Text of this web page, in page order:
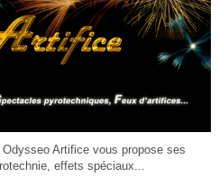
Artifice vous propose ses
effets spéciaux...